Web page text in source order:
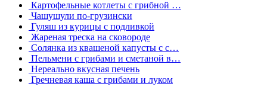
Картофельные котлеты с грибной …
Чашушули по-грузински
Гуляш из курицы с подливкой
Жареная треска на сковороде
Солянка из квашеной капусты с с…
Пельмени с грибами и сметаной в…
Нереально вкусная печень
Гречневая каша с грибами и луком